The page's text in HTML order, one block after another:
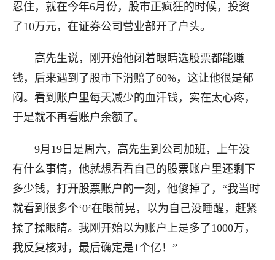
忍住，就在今年6月份，股市正疯狂的时候，投资
了10万元，在证券公司营业部开了户头。
高先生说，刚开始他闭着眼睛选股票都能赚
钱，后来遇到了股市下滑赔了60%，这让他很是郁
闷。看到账户里每天减少的血汗钱，实在太心疼，
于是就不再看账户余额了。
9月19日是周六，高先生到公司加班，上午没
有什么事情，他就想看看自己的股票账户里还剩下
多少钱，打开股票账户的一刻，他傻掉了，“我当时
就看到很多个‘0’在眼前晃，以为自己没睡醒，赶紧
揉了揉眼睛。我刚开始以为账户上是多了1000万，
我反复核对，最后确定是1个亿！”